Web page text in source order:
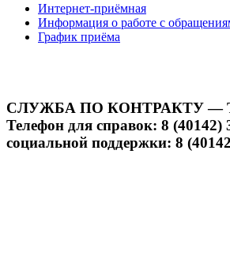
Интернет-приёмная
Информация о работе с
График приёма
СЛУЖБА ПО КОНТРАКТУ —
Телефон для справок: 8
социальной поддержки: 8